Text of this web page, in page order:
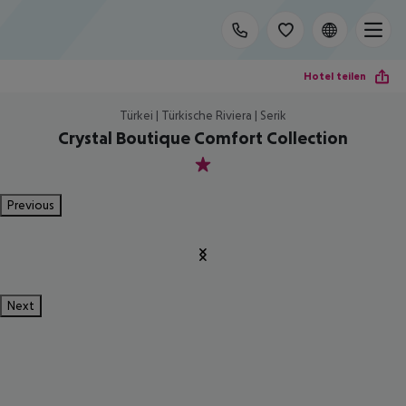
Hotel teilen
Türkei | Türkische Riviera | Serik
Crystal Boutique Comfort Collection
1
Previous
Next